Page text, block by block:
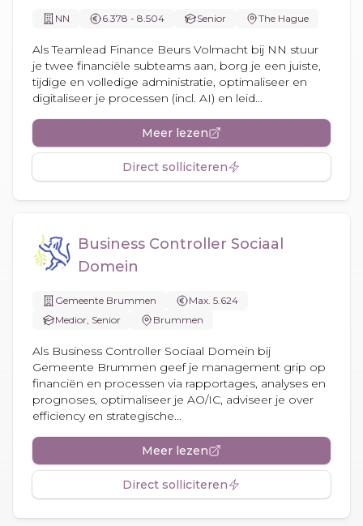
NN 6.378 - 8.504 Senior The Hague
Als Teamlead Finance Beurs Volmacht bij NN stuur
je twee financiële subteams aan, borg je een juiste,
tijdige en volledige administratie, optimaliseer en
digitaliseer je processen (incl. AI) en leid...
Meer lezen
Direct solliciteren
Business Controller Sociaal
Domein
Gemeente Brummen
Max. 5.624
Medior, Senior
Brummen
Als Business Controller Sociaal Domein bij
Gemeente Brummen geef je management grip op
financiën en processen via rapportages, analyses en
prognoses, optimaliseer je AO/IC, adviseer je over
efficiency en strategische...
Meer lezen
Direct solliciteren